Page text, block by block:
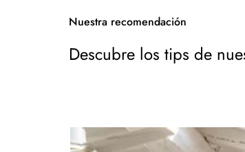
Nuestra recomendación
Descubre los tips de